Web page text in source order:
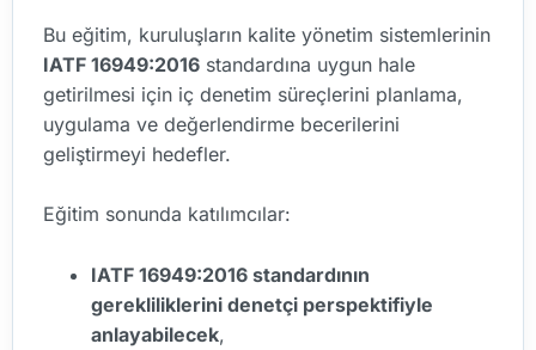
Bu eğitim, kuruluşların kalite yönetim sistemlerinin
IATF 16949:2016 standardına uygun hale
getirilmesi için iç denetim süreçlerini planlama,
uygulama ve değerlendirme becerilerini
geliştirmeyi hedefler.
Eğitim sonunda katılımcılar:
IATF 16949:2016 standardının
gerekliliklerini denetçi perspektifiyle
anlayabilecek,